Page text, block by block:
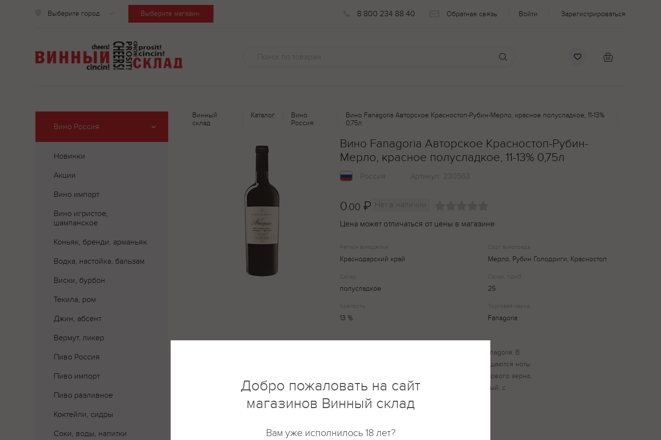
Выберите город Выберите магазин 8 800 234 88 40 Обратная связь Войти Зарегистрироваться
Вино Россия
Новинки
Акции
Вино импорт
Вино игристое,
шампанское
Коньяк, бренди, арманьяк
Водка, настойка, бальзам
Виски, бурбон
Текила, ром
Джин, абсент
Вермут, ликер
Пиво Россия
Пиво импорт
Пиво разливное
Коктейли, сидры
Соки, воды, напитки
Винный
склад
Каталог
Вино
Россия
Вино Fanagoria Авторское Красностоп-Рубин-Мерло, красное полусладкое, 11-13%
0,75л
Вино Fanagoria Авторское Красностоп-Рубин-
Мерло, красное полусладкое, 11-13% 0,75л
Россия Артикул: 230563
0.00 ₽ Нет в наличии
Цена может отличаться от цены в магазине
Регион виноделия
Краснодарский край
Сорт винограда
Мерло, Рубин Голодриги, Красностоп
Сахар
полусладкое
Сахар, г/дм3
25
Крепость
13 %
Торговая марка
Fanagoria
Fanagoria Авторское – авторский вариант от Fanagoria. В
букете хорошо выражены тона выдержки, ощущаются ноты
чернослива, вишни, голубики, шелковицы, макового зерна,
сдобы. Вкус – экстрактивный, структурированный, с
длительным фруктовым послевкусием.
Добро пожаловать на сайт
магазинов Винный склад
Вам уже исполнилось 18 лет?